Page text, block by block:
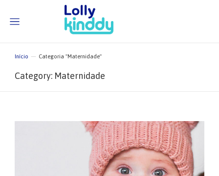
Você está aqui:
Início Categoria "Maternidade"
Category: Maternidade